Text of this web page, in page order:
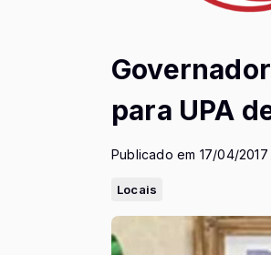
para UPA
Publicado em 17/04/2017
Locais